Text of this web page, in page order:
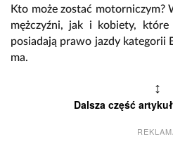
Kto może zostać motorniczym?
mężczyźni, jak i kobiety,
posiadają prawo jazdy kategorii
ma.
↕
Dalsza część